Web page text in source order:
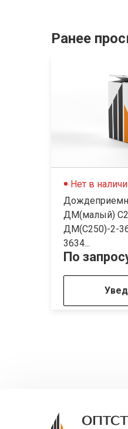
Ранее
Нет в
ДМ(малый)
ДМ(С250)-2-
3634...
По